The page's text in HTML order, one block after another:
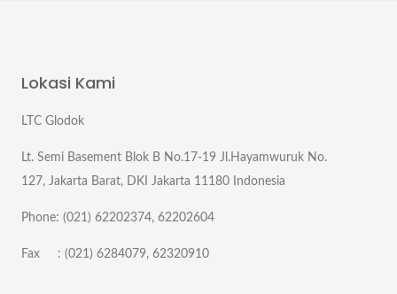
Lokasi Kami
LTC Glodok
Lt. Semi Basement Blok B No.17-19 Jl.Hayamwuruk No.
127, Jakarta Barat, DKI Jakarta 11180 Indonesia
Phone: (021) 62202374, 62202604
Fax : (021) 6284079, 62320910